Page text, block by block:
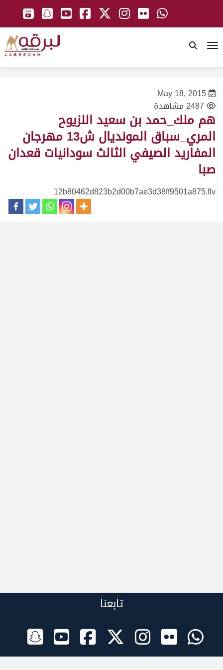
May 18, 2015
2487 مشاهدة
هم ملك_حمد بن سعيد اللزيوح
المري_سباق المونديال ش13 مهرجان
المفاريد الصيفي الثالث سودانيات قعدان
صبا
12b80462d823b2d00b7ae3d38ff9501a875.flv
تابعنا